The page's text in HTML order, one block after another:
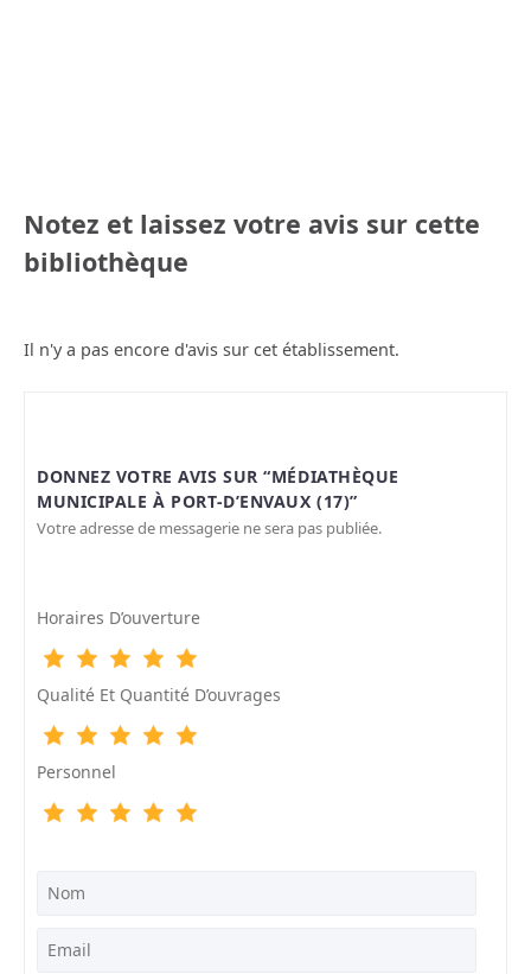
Notez et laissez votre avis sur cette
bibliothèque
Il n'y a pas encore d'avis sur cet établissement.
DONNEZ VOTRE AVIS SUR “MÉDIATHÈQUE
MUNICIPALE À PORT-D’ENVAUX (17)”
Votre adresse de messagerie ne sera pas publiée.
Horaires D’ouverture
Qualité Et Quantité D’ouvrages
Personnel